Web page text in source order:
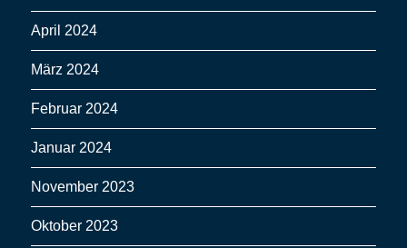
April 2024
März 2024
Februar 2024
Januar 2024
November 2023
Oktober 2023